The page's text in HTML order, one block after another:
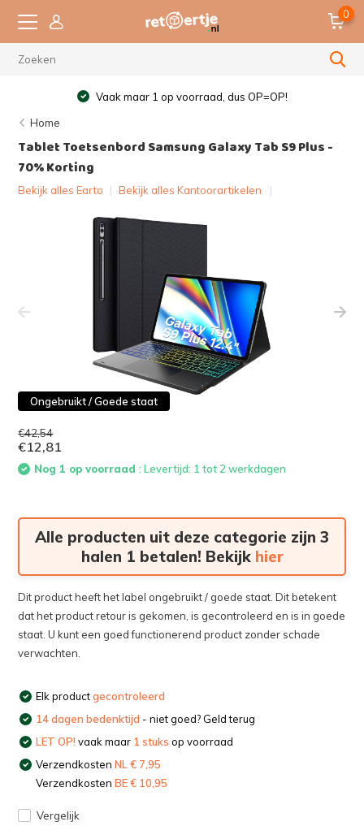
0
Vaak maar 1 op voorraad, dus OP=OP!
Home
Tablet Toetsenbord Samsung Galaxy Tab S9 Plus -
70% Korting
Bekijk alles Earto | Bekijk alles Kantoorartikelen
Ongebruikt / Goede staat
€42,54
€12,81
Nog 1 op voorraad: Levertijd: 1 tot 2 werkdagen
Alle producten uit deze categorie zijn 3
halen 1 betalen! Bekijk hier
Dit product heeft het label ongebruikt / goede staat. Dit betekent
dat het product retour is gekomen, is gecontroleerd en is in goede
staat. U kunt een goed functionerend product zonder schade
verwachten.
Elk productgecontroleerd
14 dagen bedenktijd - niet goed? Geld terug
LET OP! vaak maar 1 stuks op voorraad
VerzendkostenNL € 7,95
VerzendkostenBE € 10,95
Vergelijk